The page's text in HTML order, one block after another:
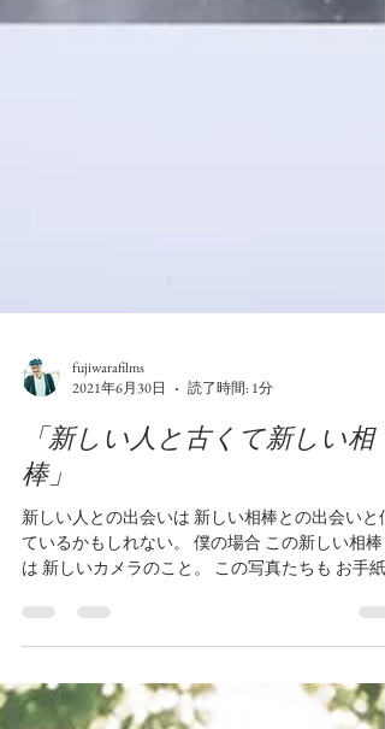
「新しい人と古くて新しい相
棒」
新しい人との出会いは 新しい相棒との出会いと似
ているかもしれない。 僕の場合 この新しい相棒と
やりとりしているかのように お二人の暮らしの中